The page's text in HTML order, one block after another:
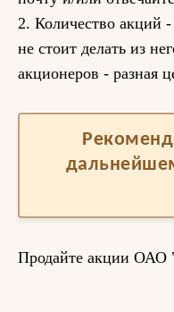
2. Количество акций
не стоит делать из
акционеров - разная
Продайте акции ОАО